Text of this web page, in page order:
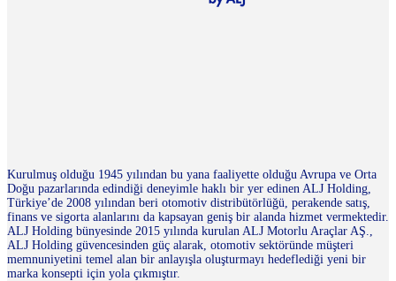
Kurulmuş olduğu 1945 yılından bu yana faaliyette olduğu Avrupa ve Orta
Doğu pazarlarında edindiği deneyimle haklı bir yer edinen ALJ Holding,
Türkiye’de 2008 yılından beri otomotiv distribütörlüğü, perakende satış,
finans ve sigorta alanlarını da kapsayan geniş bir alanda hizmet vermektedir.
ALJ Holding bünyesinde 2015 yılında kurulan ALJ Motorlu Araçlar AŞ.,
ALJ Holding güvencesinden güç alarak, otomotiv sektöründe müşteri
memnuniyetini temel alan bir anlayışla oluşturmayı hedeflediği yeni bir
marka konsepti için yola çıkmıştır.